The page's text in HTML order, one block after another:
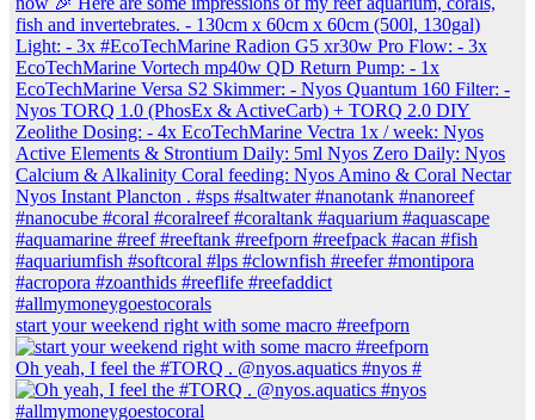
start your weekend right with some macro #reefporn
Oh yeah, I feel the #TORQ . @nyos.aquatics #nyos #